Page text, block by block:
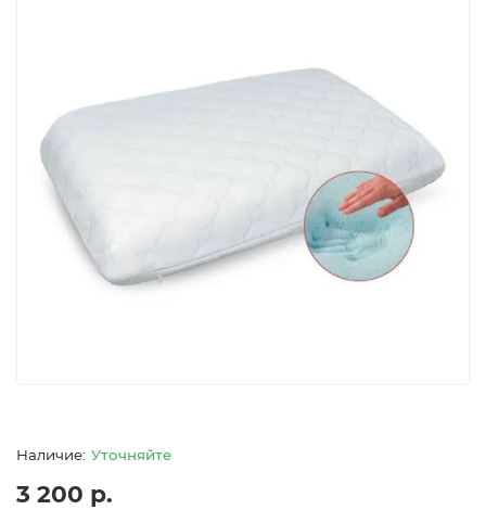
Уточняйте
3 200 р.